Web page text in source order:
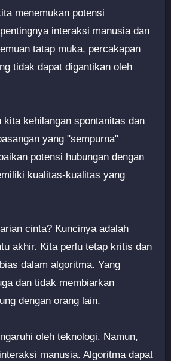
menemukan potensi
interaksi manusia dan
tatap muka, percakapan
tidak dapat digantikan oleh
kehilangan spontanitas dan
yang "sempurna"
potensi hubungan dengan
kualitas-kualitas yang
cinta? Kuncinya adalah
akhir. Kita perlu tetap kritis dan
dalam algoritma. Yang
dan tidak membiarkan
dengan orang lain.
oleh teknologi. Namun,
manusia. Algoritma dapat